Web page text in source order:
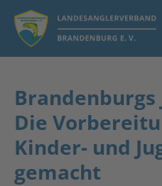
Brandenburgs
Die
Kinder- und
gemacht